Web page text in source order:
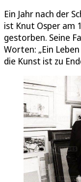
Ein Jahr nach der
ist Knut Osper am
gestorben. Seine
Worten: „Ein
die Kunst ist zu